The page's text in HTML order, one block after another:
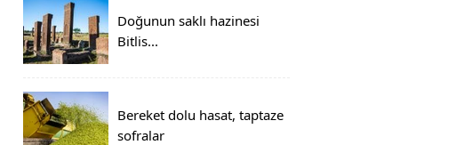
Doğunun saklı hazinesi
Bitlis...
Bereket dolu hasat, taptaze
sofralar